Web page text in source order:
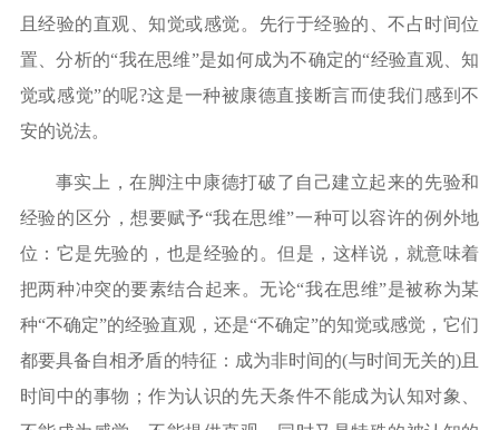
且经验的直观、知觉或感觉。先行于经验的、不占时间位
置、分析的“我在思维”是如何成为不确定的“经验直观、知
觉或感觉”的呢?这是一种被康德直接断言而使我们感到不
安的说法。
事实上，在脚注中康德打破了自己建立起来的先验和
经验的区分，想要赋予“我在思维”一种可以容许的例外地
位：它是先验的，也是经验的。但是，这样说，就意味着
把两种冲突的要素结合起来。无论“我在思维”是被称为某
种“不确定”的经验直观，还是“不确定”的知觉或感觉，它们
都要具备自相矛盾的特征：成为非时间的(与时间无关的)且
时间中的事物；作为认识的先天条件不能成为认知对象、